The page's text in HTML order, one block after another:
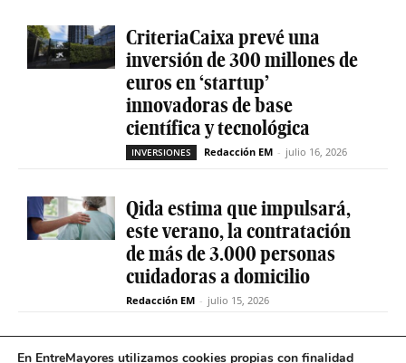
CriteriaCaixa prevé una
inversión de 300 millones de
euros en ‘startup’
innovadoras de base
científica y tecnológica
INVERSIONES Redacción EM - julio 16, 2026
Qida estima que impulsará,
este verano, la contratación
de más de 3.000 personas
cuidadoras a domicilio
Redacción EM - julio 15, 2026
La sociedad de capital riesgo
En EntreMayores utilizamos cookies propias con finalidad